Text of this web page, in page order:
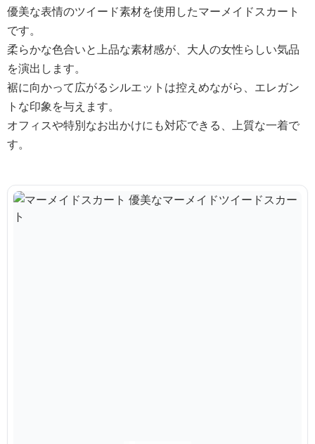
優美な表情のツイード素材を使用したマーメイドスカート
です。
柔らかな色合いと上品な素材感が、大人の女性らしい気品
を演出します。
裾に向かって広がるシルエットは控えめながら、エレガン
トな印象を与えます。
オフィスや特別なお出かけにも対応できる、上質な一着で
す。